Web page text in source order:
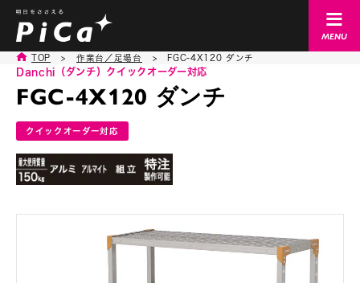
TOP > 作業台／足場台 > FGC-4X120 ダンチ
FGC-4X120 ダンチ
Danchi（ダンチ） クイックオーダー対応
クイックオーダー対応